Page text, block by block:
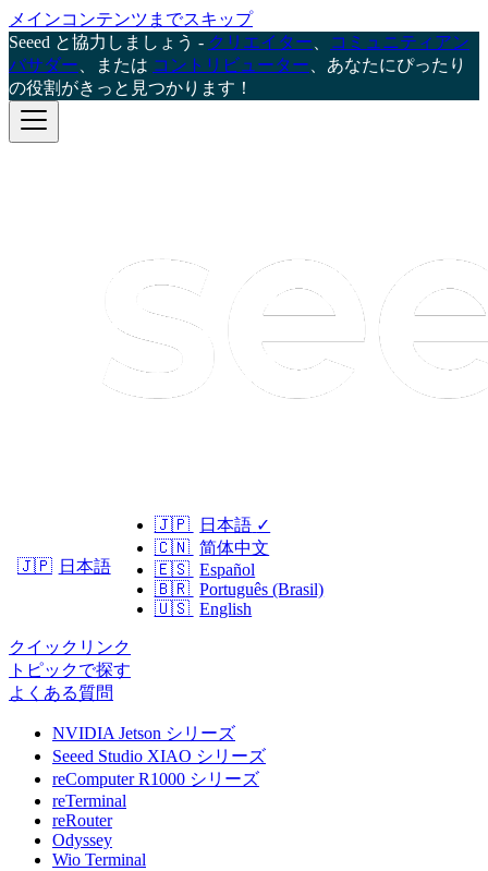
メインコンテンツまでスキップ
Seeed と協力しましょう - クリエイター
コミュニティアン
バサダー 、または コントリビューター 、あなたにぴったり
の役割がきっと見つかります！
🇯🇵 日本語
🇯🇵 日本語 ✓
🇨🇳 简体中文
🇪🇸 Español
🇧🇷 Português (Brasil)
🇺🇸 English
クイックリンク
トピックで探す
よくある質問
NVIDIA Jetson シリーズ
Seeed Studio XIAO シリーズ
reComputer R1000 シリーズ
reTerminal
reRouter
Odyssey
Wio Terminal